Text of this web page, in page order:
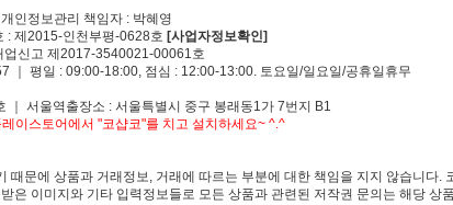
인정보관리 책임자 : 박혜영
: 제2015-인천부평-0628호 [사업자정보확인]
신고 제2017-3540021-00061호
｜ 평일 : 09:00-18:00, 점심 : 12:00-13:00. 토요일/일요일/공휴일휴무
서울역출장소 : 서울특별시 중구 봉래동1가 7번지 B1
이스토어에서 "코샵코"를 치고 설치하세요~ ^.^
때문에 상품과 거래정보, 거래에 따르는 부분에 대한 책임을 지지 않습니다.
은 이미지와 기타 입력정보들로 모든 상품과 관련된 저작권 문의는 해당 상